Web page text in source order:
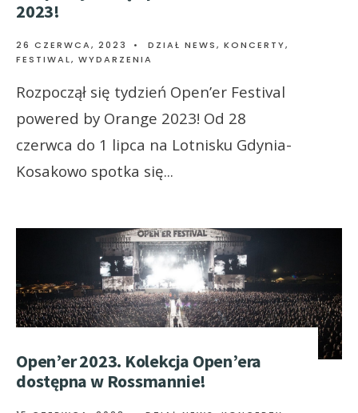
2023!
26 CZERWCA, 2023 • DZIAŁ NEWS, KONCERTY,
FESTIWAL, WYDARZENIA
Rozpoczął się tydzień Open’er Festival
powered by Orange 2023! Od 28
czerwca do 1 lipca na Lotnisku Gdynia-
Kosakowo spotka się...
Open’er 2023. Kolekcja Open’era
dostępna w Rossmannie!